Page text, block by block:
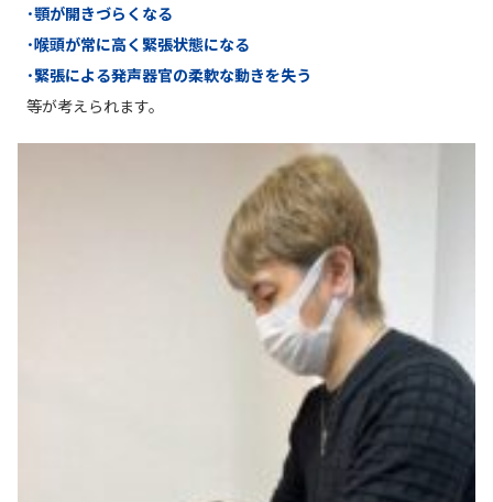
･顎が開きづらくなる
･喉頭が常に高く緊張状態になる
･緊張による発声器官の柔軟な動きを失う
等が考えられます。